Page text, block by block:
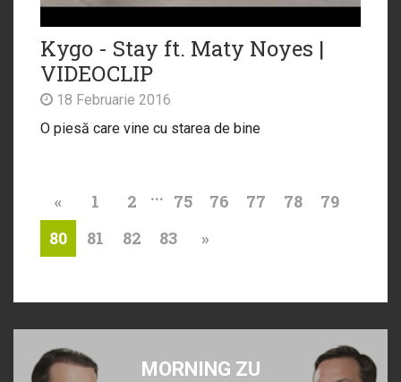
Kygo - Stay ft. Maty Noyes |
VIDEOCLIP
18 Februarie 2016
O piesă care vine cu starea de bine
« 1 2 ... 75 76 77 78 79
80 81 82 83 »
MORNING ZU